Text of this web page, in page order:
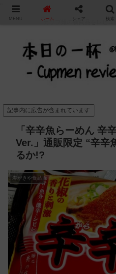
カップ麺の新商品をレビュ
記事内に広告が含まれています
「辛辛魚らーめん 辛
Ver.」通販限定 “辛辛
るか!?
寿がきや食品
MENU ホーム シェア 検索